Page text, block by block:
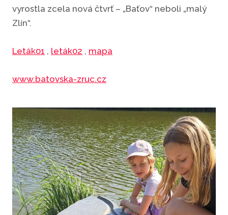
vyrostla zcela nová čtvrť – „Baťov“ neboli „malý
Zlín“.
Leták01 , leták02 , mapa
www.batovska-zruc.cz